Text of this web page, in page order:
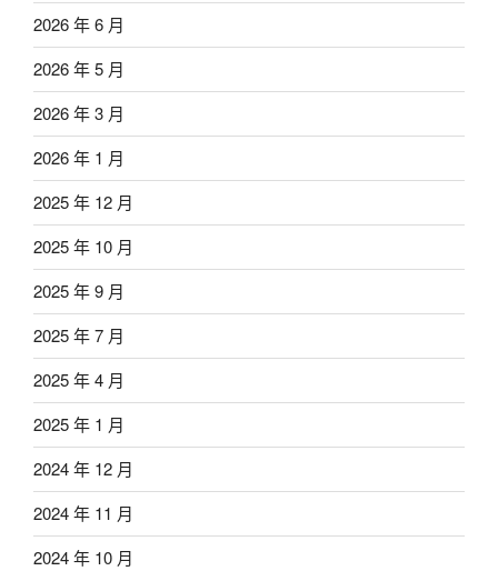
2026 年 6 月
2026 年 5 月
2026 年 3 月
2026 年 1 月
2025 年 12 月
2025 年 10 月
2025 年 9 月
2025 年 7 月
2025 年 4 月
2025 年 1 月
2024 年 12 月
2024 年 11 月
2024 年 10 月